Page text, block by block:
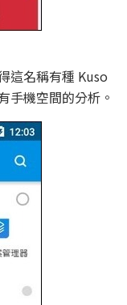
這名稱有種 Kuso
手機空間的分析。